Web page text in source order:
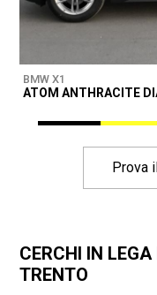
BMW X1
ATOM ANTHRACITE
Prova
CERCHI IN
TRENTO